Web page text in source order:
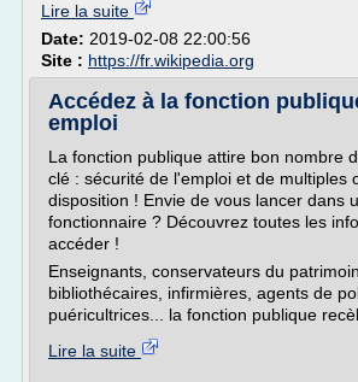
Lire la suite
Date: 2019-02-08 22:00:56
Site : https://fr.wikipedia.org
Accédez à la fonction
emploi
La fonction publique attire bon nombre
clé : sécurité de l'emploi et de multiples
disposition ! Envie de vous lancer dans
fonctionnaire ? Découvrez toutes les
accéder !
Enseignants, conservateurs du
bibliothécaires, infirmières, agents de
puéricultrices... la fonction publique
Lire la suite